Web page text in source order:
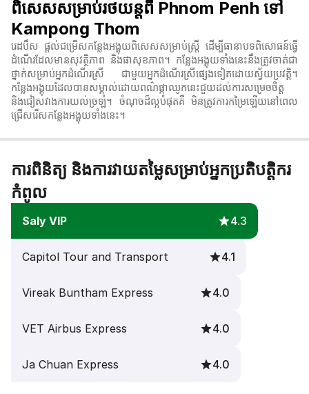
ពិសេសសម្រាប់រថយន្តពី Phnom Penh ទៅ
Kampong Thom
រេដបឹស ផ្តល់ជម្រើសកន្លែងអង្គុយពិសេសសម្រាប់ស្ត្រី ដើម្បីធានាបទពិសោធន៍ធ្វើ
ដំណើរដែលមានសុវត្ថិភាព និងផាសុខភាព។ កន្លែងអង្គុយទាំងនេះនឹងត្រូវចាត់ជា
ថ្នាក់សម្រាប់អ្នកដំណើរស្រី ជាមួយអ្នកដំណើរស្រីផ្សេងទៀតដោយស្វ័យប្រវត្តិ។
កន្លែងអង្គុយដែលបានសម្គាល់ដោយពណ៌ផ្កាឈូកនេះជួយដល់ការសម្រេចចិត្ត
និងជៀសវាងការយល់ច្រឡំ។ ចំណុចដ៏ល្អបំផុតគឺ មិនត្រូវការកម្រៃឡើយនៅពេល
ជ្រើសរើសកន្លែងអង្គុយទាំងនេះ។
ការពិនិត្យ និងការវាយតម្លៃសម្រាប់អ្នកប្រតិបត្តិករ
កំពូល
Saly VIP 4.3
Capitol Tour and Transport 4.1
Vireak Buntham Express 4.0
VET Airbus Express 4.0
Ja Chuan Express 4.0